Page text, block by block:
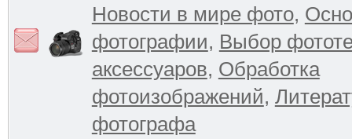
Новости в мире фото,
фотографии, Выбор
аксессуаров, Обработка
фотоизображений,
фотографа